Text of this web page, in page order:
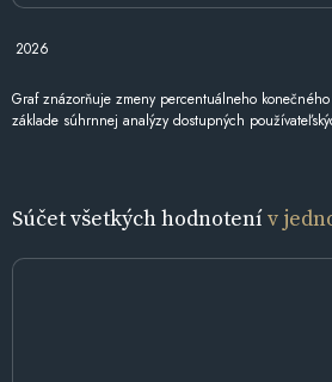
2026
Graf znázorňuje zmeny percentuálneho
základe súhrnnej analýzy dostupných
Súčet všetkých hodnotenív